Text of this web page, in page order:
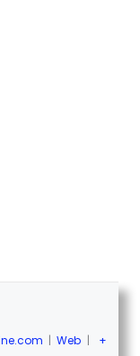
| Web |
+